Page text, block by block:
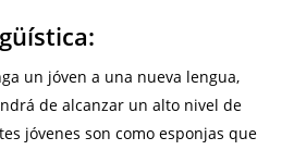
un jóven a una nueva lengua,
de alcanzar un alto nivel de
jóvenes son como esponjas que